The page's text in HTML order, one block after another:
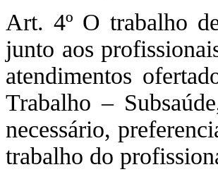
Art. 4º O trabalho
junto aos
atendimentos
Trabalho –
necessário,
trabalho do